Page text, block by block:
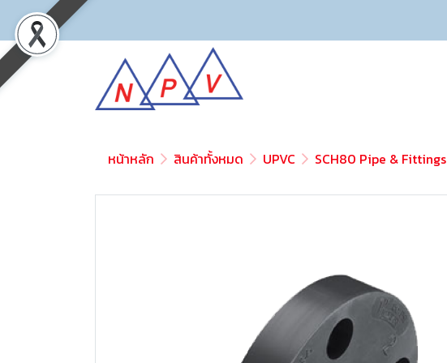
หน้าหลัก สินค้าทั้งหมด UPVC SCH80 Pipe & Fittings